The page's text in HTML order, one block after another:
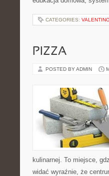
CATEGORIES:
PIZZA
POSTED BY ADMIN
kulinarnej. To miejsce,
widać wyraźnie, że